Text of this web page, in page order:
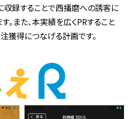
収録することで西播磨への誘客に
。また、本実績を広くPRすること
獲得につなげる計画です。